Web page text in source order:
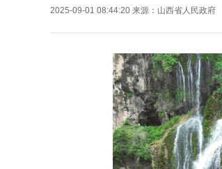
2025-09-01 08:44:20 来源： 山西省人民政府